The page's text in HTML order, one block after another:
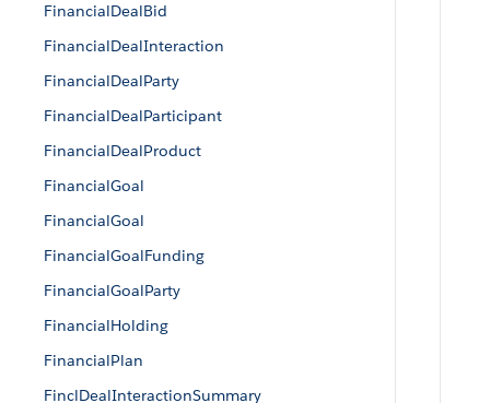
FinancialDealBid
FinancialDealInteraction
FinancialDealParty
FinancialDealParticipant
FinancialDealProduct
FinancialGoal
FinancialGoal
FinancialGoalFunding
FinancialGoalParty
FinancialHolding
FinancialPlan
FinclDealInteractionSummary